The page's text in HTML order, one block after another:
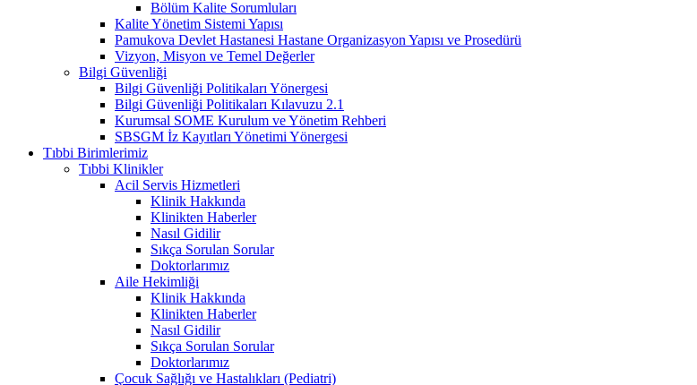
Bölüm Kalite Sorumluları
Kalite Yönetim Sistemi Yapısı
Pamukova Devlet Hastanesi Hastane Organizasyon Yapısı ve Prosedürü
Vizyon, Misyon ve Temel Değerler
Bilgi Güvenliği
Bilgi Güvenliği Politikaları Yönergesi
Bilgi Güvenliği Politikaları Kılavuzu 2.1
Kurumsal SOME Kurulum ve Yönetim Rehberi
SBSGM İz Kayıtları Yönetimi Yönergesi
Tıbbi Birimlerimiz
Tıbbi Klinikler
Acil Servis Hizmetleri
Klinik Hakkında
Klinikten Haberler
Nasıl Gidilir
Sıkça Sorulan Sorular
Doktorlarımız
Aile Hekimliği
Klinik Hakkında
Klinikten Haberler
Nasıl Gidilir
Sıkça Sorulan Sorular
Doktorlarımız
Çocuk Sağlığı ve Hastalıkları (Pediatri)